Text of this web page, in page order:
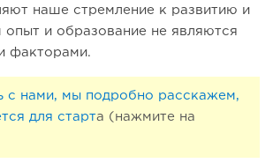
к масштабированию собственной
наше стремление к развитию и
опыт и образование не являются
факторами.
с нами, мы подробно расскажем,
для старта (нажмите на